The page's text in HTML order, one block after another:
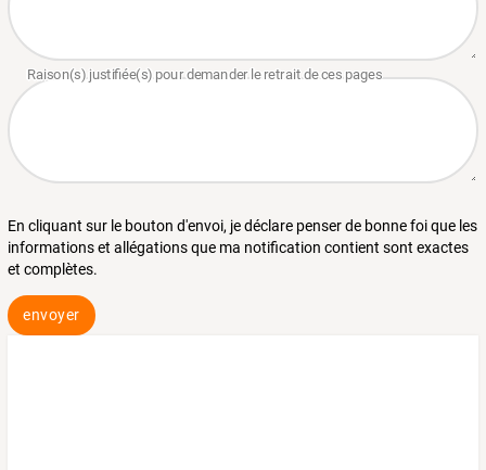
En cliquant sur le bouton d'envoi, je déclare penser de bonne foi que les
informations et allégations que ma notification contient sont exactes
et complètes.
envoyer